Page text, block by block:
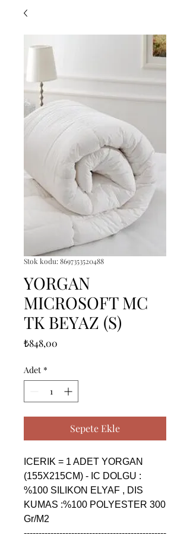
Stok kodu: 8697353520488
YORGAN
MICROSOFT MC
TK BEYAZ (S)
₺848,00
Adet *
Sepete Ekle
ICERIK = 1 ADET YORGAN
(155X215CM) - IC DOLGU :
%100 SILIKON ELYAF , DIS
KUMAS :%100 POLYESTER 300
Gr/M2